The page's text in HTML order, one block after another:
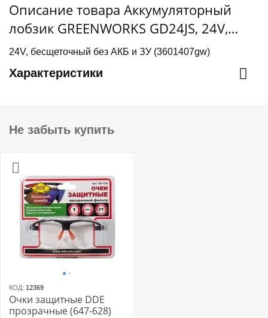
Описание товара Аккумуляторный
лобзик GREENWORKS GD24JS, 24V,
бесщеточный, без АКБ и ЗУ
24V, бесщеточный без АКБ и ЗУ (3601407gw)
Характеристики
Не забыть купить
КОД: 12369
Очки защитные DDE
прозрачные (647-628)